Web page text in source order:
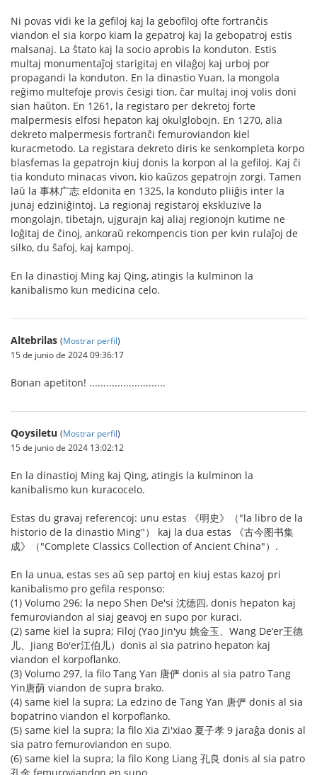
Ni povas vidi ke la gefiloj kaj la gebofiloj ofte fortranĉis
viandon el sia korpo kiam la gepatroj kaj la gebopatroj estis
malsanaj. La ŝtato kaj la socio aprobis la konduton. Estis
multaj monumentaĵoj starigitaj en vilaĝoj kaj urboj por
propagandi la konduton. En la dinastio Yuan, la mongola
reĝimo multefoje provis ĉesigi tion, ĉar multaj inoj volis doni
sian haŭton. En 1261, la registaro per dekretoj forte
malpermesis elfosi hepaton kaj okulglobojn. En 1270, alia
dekreto malpermesis fortranĉi femuroviandon kiel
kuracmetodo. La registara dekreto diris ke senkompleta korpo
blasfemas la gepatrojn kiuj donis la korpon al la gefiloj. Kaj ĉi
tia konduto minacas vivon, kio kaŭzos gepatrojn zorgi. Tamen
laŭ la 事林广志 eldonita en 1325, la konduto pliiĝis inter la
junaj edziniĝintoj. La regionaj registaroj ekskluzive la
mongolajn, tibetajn, ujgurajn kaj aliaj regionojn kutime ne
loĝitaj de ĉinoj, ankoraŭ rekompencis tion per kvin rulaĵoj de
silko, du ŝafoj, kaj kampoj.
En la dinastioj Ming kaj Qing, atingis la kulminon la
kanibalismo kun medicina celo.
Altebrilas (Mostrar perfil)
15 de junio de 2024 09:36:17
Bonan apetiton! ...........................
Qoysiletu (Mostrar perfil)
15 de junio de 2024 13:02:12
En la dinastioj Ming kaj Qing, atingis la kulminon la
kanibalismo kun kuracocelo.
Estas du gravaj referencoj: unu estas 《明史》（"la libro de la
historio de la dinastio Ming"） kaj la dua estas 《古今图书集
成》（"Complete Classics Collection of Ancient China"）.
En la unua, estas ses aŭ sep partoj en kiuj estas kazoj pri
kanibalismo pro gefila responso:
(1) Volumo 296; la nepo Shen De'si 沈德四, donis hepaton kaj
femuroviandon al siaj geavoj en supo por kuraci.
(2) same kiel la supra; Filoj (Yao Jin'yu 姚金玉、Wang De‘er王德
儿、Jiang Bo'er江伯儿）donis al sia patrino hepaton kaj
viandon el korpoflanko.
(3) Volumo 297, la filo Tang Yan 唐俨 donis al sia patro Tang
Yin唐荫 viandon de supra brako.
(4) same kiel la supra; La edzino de Tang Yan 唐俨 donis al sia
bopatrino viandon el korpoflanko.
(5) same kiel la supra; la filo Xia Zi'xiao 夏子孝 9 jaraĝa donis al
sia patro femuroviandon en supo.
(6) same kiel la supra; la filo Kong Liang 孔良 donis al sia patro